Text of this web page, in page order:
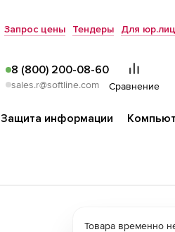
Запрос цены Тендеры Для юр.лиц
8 (800) 200-08-60
sales.r@softline.com Сравнение
Защита информации
Товара временно